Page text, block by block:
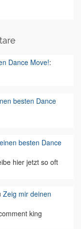
Dance Move!:
besten Dance
besten Dance
hier jetzt so oft
Zeig mir deinen
king